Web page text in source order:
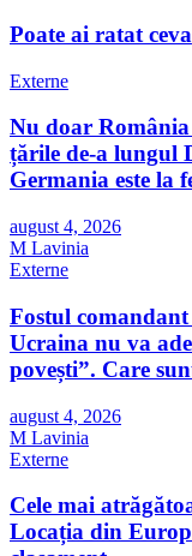
Poate ai ratat ceva
Externe
Nu doar România
țările de-a lungul
Germania este la
august 4, 2026
M Lavinia
Externe
Fostul
Ucraina nu va
povești”. Care
august 4, 2026
M Lavinia
Externe
Cele mai
Locația din